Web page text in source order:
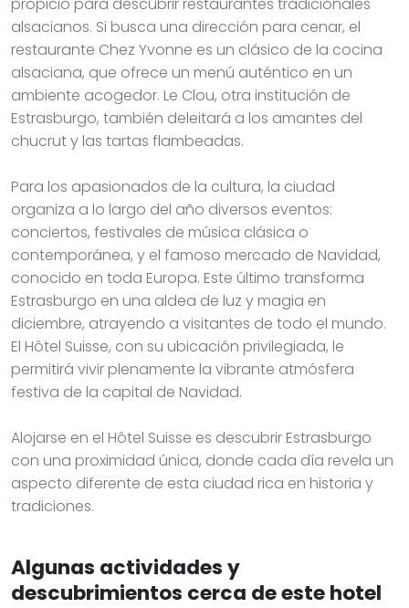
alsacianos. Si busca una dirección para cenar, el
restaurante Chez Yvonne es un clásico de la cocina
alsaciana, que ofrece un menú auténtico en un
ambiente acogedor. Le Clou, otra institución de
Estrasburgo, también deleitará a los amantes del
chucrut y las tartas flambeadas.
Para los apasionados de la cultura, la ciudad
organiza a lo largo del año diversos eventos:
conciertos, festivales de música clásica o
contemporánea, y el famoso mercado de Navidad,
conocido en toda Europa. Este último transforma
Estrasburgo en una aldea de luz y magia en
diciembre, atrayendo a visitantes de todo el mundo.
El Hôtel Suisse, con su ubicación privilegiada, le
permitirá vivir plenamente la vibrante atmósfera
festiva de la capital de Navidad.
Alojarse en el Hôtel Suisse es descubrir Estrasburgo
con una proximidad única, donde cada día revela un
aspecto diferente de esta ciudad rica en historia y
tradiciones.
Algunas actividades y
descubrimientos cerca de este hotel